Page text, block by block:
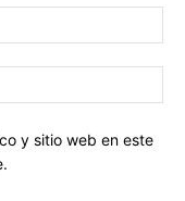
y sitio web en este